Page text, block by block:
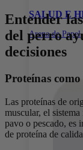
SALUD E
Arena de Papel
Entender
del perro
decisiones
Proteínas
Las proteínas de
muscular, el
pavo o pescado, es
de proteína de